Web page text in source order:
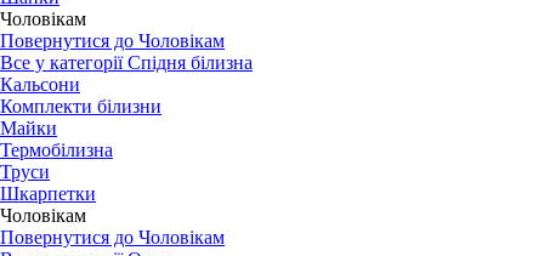
Чоловікам
Повернутися до Чоловікам
Все у категорії Спідня білизна
Кальсони
Комплекти білизни
Майки
Термобілизна
Труси
Шкарпетки
Чоловікам
Повернутися до Чоловікам